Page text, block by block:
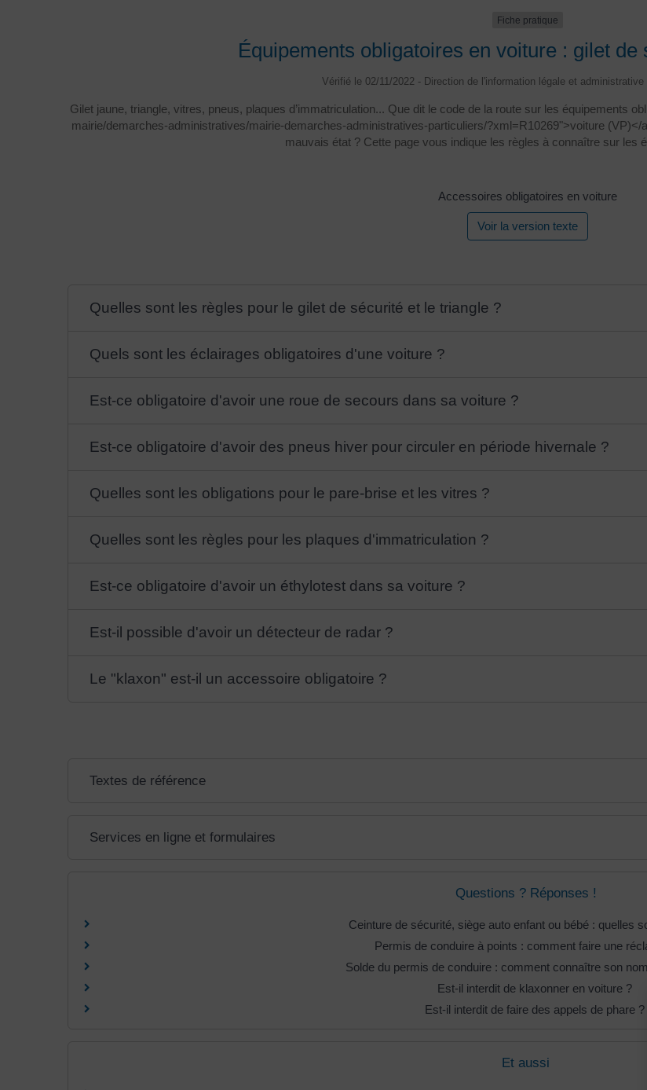
Fiche pratique
Équipements obligatoires en voiture : gilet de
Vérifié le 02/11/2022 - Direction de l'information légale et administrative
Gilet jaune, triangle, vitres, pneus, plaques d’immatriculation... Que dit le code de la route sur les équipements
mairie/demarches-administratives/mairie-demarches-administratives-particuliers/?xml=R10269">voiture
mauvais état ? Cette page vous indique les règles à connaître sur les
Accessoires obligatoires en voiture
Voir la version texte
Quelles sont les règles pour le gilet de sécurité et le triangle ?
Quels sont les éclairages obligatoires d'une voiture ?
Est-ce obligatoire d'avoir une roue de secours dans sa voiture ?
Est-ce obligatoire d'avoir des pneus hiver pour circuler en période hivernale ?
Quelles sont les obligations pour le pare-brise et les vitres ?
Quelles sont les règles pour les plaques d'immatriculation ?
Est-ce obligatoire d'avoir un éthylotest dans sa voiture ?
Est-il possible d'avoir un détecteur de radar ?
Le "klaxon" est-il un accessoire obligatoire ?
Textes de référence
Services en ligne et formulaires
Questions ? Réponses !
Ceinture de sécurité, siège auto enfant ou bébé : quelles
Permis de conduire à points : comment faire une
Solde du permis de conduire : comment connaître son
Est-il interdit de klaxonner en voiture ?
Est-il interdit de faire des appels de phare ?
Et aussi